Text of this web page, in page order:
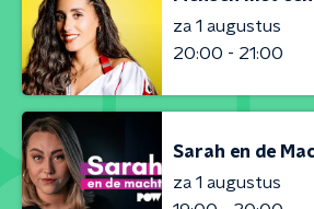
za 1 augustus
20:00 - 21:00
Sarah en de
za 1 augustus